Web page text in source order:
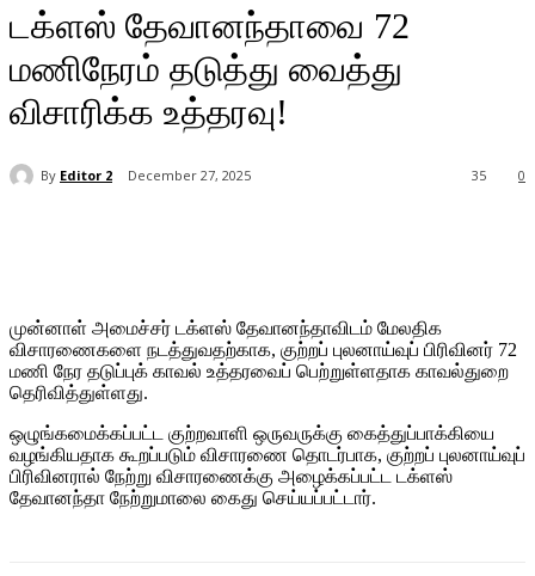
டக்ளஸ் தேவானந்தாவை 72
மணிநேரம் தடுத்து வைத்து
விசாரிக்க உத்தரவு!
By Editor 2 December 27, 2025 0
35
முன்னாள் அமைச்சர் டக்ளஸ் தேவானந்தாவிடம் மேலதிக
விசாரணைகளை நடத்துவதற்காக, குற்றப் புலனாய்வுப் பிரிவினர் 72
மணி நேர தடுப்புக் காவல் உத்தரவைப் பெற்றுள்ளதாக காவல்துறை
தெரிவித்துள்ளது.
ஒழுங்கமைக்கப்பட்ட குற்றவாளி ஒருவருக்கு கைத்துப்பாக்கியை
வழங்கியதாக கூறப்படும் விசாரணை தொடர்பாக, குற்றப் புலனாய்வுப்
பிரிவினரால் நேற்று விசாரணைக்கு அழைக்கப்பட்ட டக்ளஸ்
தேவானந்தா நேற்றுமாலை கைது செய்யப்பட்டார்.